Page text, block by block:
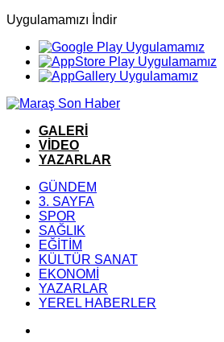
Uygulamamızı İndir
GALERİ
VİDEO
YAZARLAR
GÜNDEM
3. SAYFA
SPOR
SAĞLIK
EĞİTİM
KÜLTÜR SANAT
EKONOMİ
YAZARLAR
YEREL HABERLER